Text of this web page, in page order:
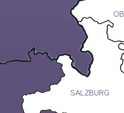
SALZBURG